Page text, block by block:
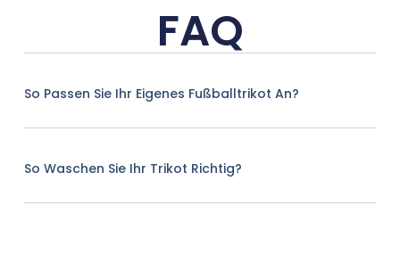
FAQ
So Passen Sie Ihr Eigenes Fußballtrikot An?
So Waschen Sie Ihr Trikot Richtig?